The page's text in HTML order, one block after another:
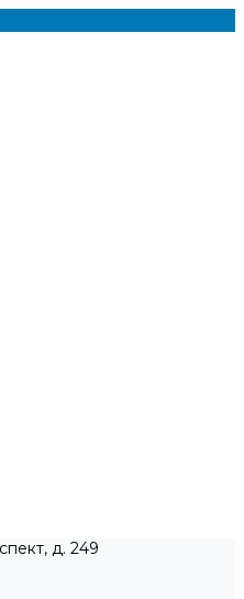
д. 249